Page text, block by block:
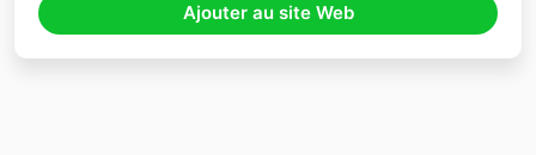
Ajouter au site Web